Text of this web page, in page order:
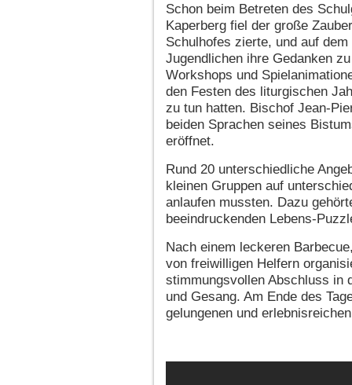
Schon beim Betreten des
Kaperberg fiel der große
Schulhofes zierte, und auf
Jugendlichen ihre Gedanken
Workshops und
den Festen des liturgischen
zu tun hatten. Bischof Jean-
beiden Sprachen seines
eröffnet.
Rund 20 unterschiedliche
kleinen Gruppen auf
anlaufen mussten. Dazu
beeindruckenden Lebens-
Nach einem leckeren
von freiwilligen Helfern
stimmungsvollen Abschluss in
und Gesang. Am Ende des
gelungenen und